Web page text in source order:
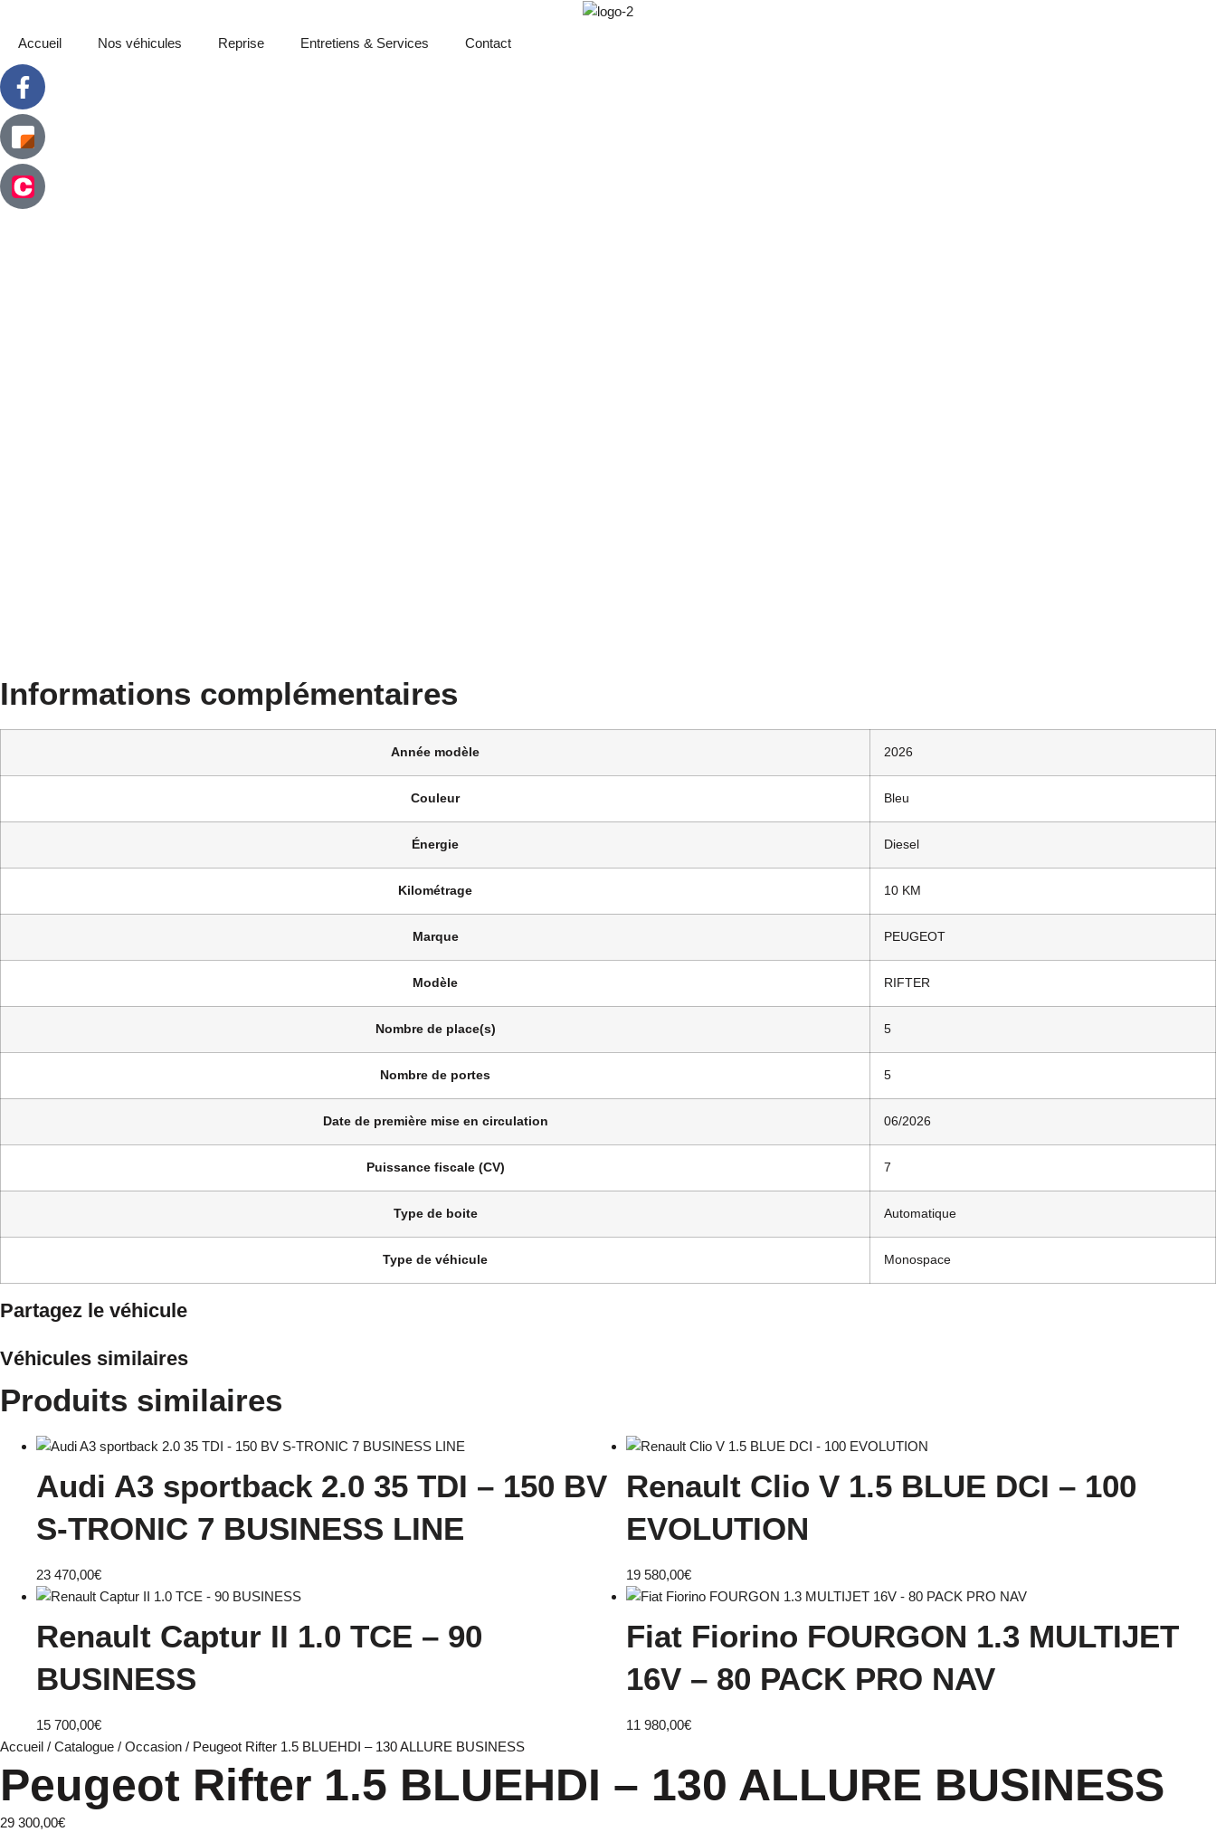
Accueil Nos véhicules Reprise Entretiens & Services Contact
Informations complémentaires
Année modèle 2026
Couleur Bleu
Énergie Diesel
Kilométrage 10 KM
Marque PEUGEOT
Modèle RIFTER
Nombre de place(s) 5
Nombre de portes 5
Date de première mise en circulation 06/2026
Puissance fiscale (CV) 7
Type de boite Automatique
Type de véhicule Monospace
Partagez le véhicule
Véhicules similaires
Produits similaires
Audi A3 sportback 2.0 35 TDI – 150 BV
S-TRONIC 7 BUSINESS LINE
23 470,00€
Renault Clio V 1.5 BLUE DCI – 100
EVOLUTION
19 580,00€
Renault Captur II 1.0 TCE – 90
BUSINESS
15 700,00€
Fiat Fiorino FOURGON 1.3 MULTIJET
16V – 80 PACK PRO NAV
11 980,00€
Accueil / Catalogue / Occasion / Peugeot Rifter 1.5 BLUEHDI – 130 ALLURE BUSINESS
Peugeot Rifter 1.5 BLUEHDI – 130 ALLURE BUSINESS
29 300,00€